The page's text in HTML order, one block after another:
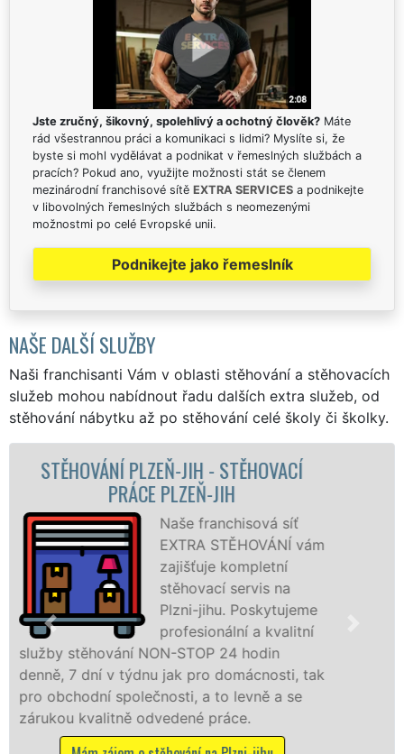
Jste zručný, šikovný, spolehlivý a ochotný člověk? Máte
rád všestrannou práci a komunikaci s lidmi? Myslíte si, že
byste si mohl vydělávat a podnikat v řemeslných službách a
pracích? Pokud ano, využijte možnosti stát se členem
mezinárodní franchisové sítě EXTRA SERVICES a podnikejte
v libovolných řemeslných službách s neomezenými
možnostmi po celé Evropské unii.
Podnikejte jako řemeslník
NAŠE DALŠÍ SLUŽBY
Naši franchisanti Vám v oblasti stěhování a stěhovacích
služeb mohou nabídnout řadu dalších extra služeb, od
stěhování nábytku až po stěhování celé školy či školky.
STĚHOVACÍ SLUŽBA PLZEŇ-JIH -
STĚHOVACÍ FIRMA PLZEŇ-JIH
Poskytujeme
stěhovací služby na
Plzni-jihu na
špičkové úrovni se
speciální stěhovací
technikou. Tyto
služby zajišťujeme domácnostem i firmám v
celém okresu Plzeň-jih se zárukou kvality
franchisové sítě EXTRA STĚHOVÁNÍ.
Nabízíme stěhovací služby NON-STOP
včetně víkendů a svátků bez příplatků.